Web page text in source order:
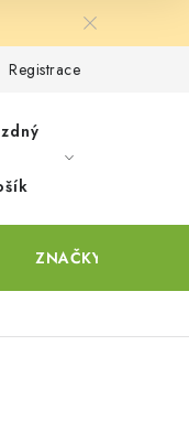
Registrace
ZNAČKY